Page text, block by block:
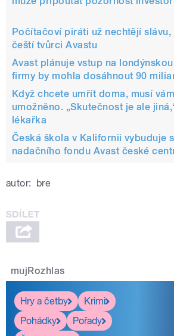
Počítačoví piráti už nechtějí
čeští tvůrci Avastu
Avast plánuje vstup na
firmy by mohla dosáhnout 90
Když chcete umřít doma, musí
umožněno. „Skutečnost je ale
lékařka
Česká škola v Kalifornii vybuduje
nadačního fondu Avast české
autor: bre
mujRozhlas
Hry a četby
Krimi
Pohádky
Pořady